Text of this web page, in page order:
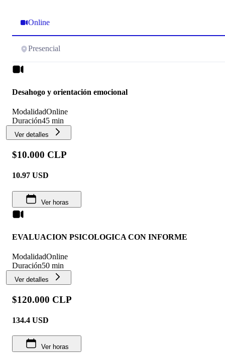
Online
Presencial
Desahogo y orientación emocional
ModalidadOnline
Duración45 min
Ver detalles
$10.000 CLP
10.97 USD
Ver horas
EVALUACION PSICOLOGICA CON INFORME
ModalidadOnline
Duración50 min
Ver detalles
$120.000 CLP
134.4 USD
Ver horas